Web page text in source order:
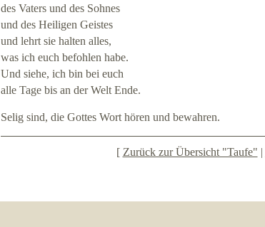
des Vaters und des Sohnes
und des Heiligen Geistes
und lehrt sie halten alles,
was ich euch befohlen habe.
Und siehe, ich bin bei euch
alle Tage bis an der Welt Ende.
Selig sind, die Gottes Wort hören und bewahren.
[ Zurück zur Übersicht "Taufe" |